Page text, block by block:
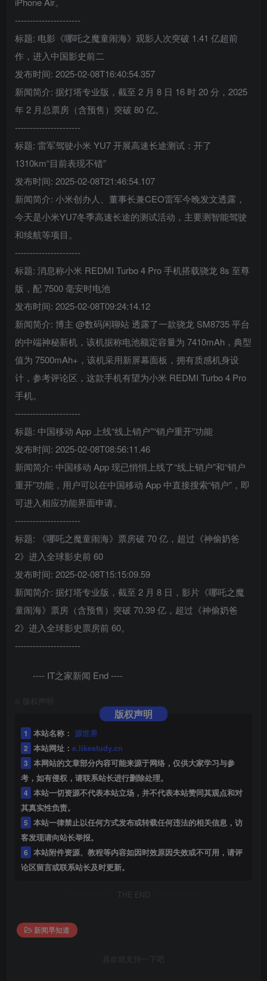
----------------------
标题: 电影《哪吒之魔童闹海》观影人次突破 1.41 亿超前
作，进入中国影史前二
发布时间: 2025-02-08T16:40:54.357
新闻简介: 据灯塔专业版，截至 2 月 8 日 16 时 20 分，2025
年 2 月总票房（含预售）突破 80 亿。
----------------------
标题: 雷军驾驶小米 YU7 开展高速长途测试：开了
1310km“目前表现不错”
发布时间: 2025-02-08T21:46:54.107
新闻简介: 小米创办人、董事长兼CEO雷军今晚发文透露，
今天是小米YU7冬季高速长途的测试活动，主要测智能驾驶
和续航等项目。
----------------------
标题: 消息称小米 REDMI Turbo 4 Pro 手机搭载骁龙 8s 至尊
版，配 7500 毫安时电池
发布时间: 2025-02-08T09:24:14.12
新闻简介: 博主 @数码闲聊站 透露了一款骁龙 SM8735 平台
的中端神秘新机，该机据称电池额定容量为 7410mAh，典型
值为 7500mAh+，该机采用新屏幕面板，拥有质感机身设
计，参考评论区，这款手机有望为小米 REDMI Turbo 4 Pro
手机。
----------------------
标题: 中国移动 App 上线“线上销户”“销户重开”功能
发布时间: 2025-02-08T08:56:11.46
新闻简介: 中国移动 App 现已悄悄上线了“线上销户”和“销户
重开”功能，用户可以在中国移动 App 中直接搜索“销户”，即
可进入相应功能界面申请。
----------------------
标题: 《哪吒之魔童闹海》票房破 70 亿，超过《神偷奶爸
2》进入全球影史前 60
发布时间: 2025-02-08T15:15:09.59
新闻简介: 据灯塔专业版，截至 2 月 8 日，影片《哪吒之魔
童闹海》票房（含预售）突破 70.39 亿，超过《神偷奶爸
2》进入全球影史票房前 60。
----------------------
---- IT之家新闻 End ----
版权声明
版权声明
1 本站名称： 源世界
2 本站网址： e.likestudy.cn
3 本网站的文章部分内容可能来源于网络，仅供大家学习与参
考，如有侵权，请联系站长进行删除处理。
4 本站一切资源不代表本站立场，并不代表本站赞同其观点和对
其真实性负责。
5 本站一律禁止以任何方式发布或转载任何违法的相关信息，访
客发现请向站长举报。
6 本站附件资源、教程等内容如因时效原因失效或不可用，请评
论区留言或联系站长及时更新。
THE END
新闻早知道
喜欢就支持一下吧